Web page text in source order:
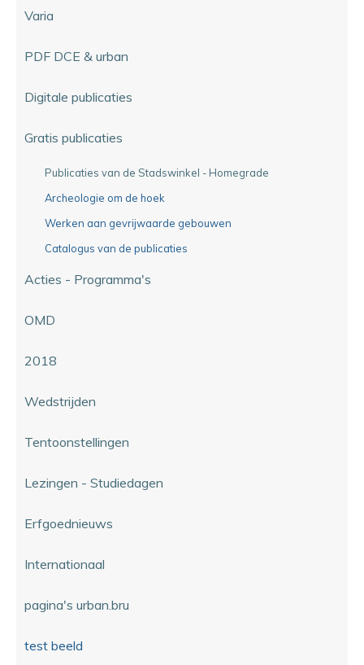
Varia
PDF DCE & urban
Digitale publicaties
Gratis publicaties
Publicaties van de Stadswinkel - Homegrade
Archeologie om de hoek
Werken aan gevrijwaarde gebouwen
Catalogus van de publicaties
Acties - Programma's
OMD
2018
Wedstrijden
Tentoonstellingen
Lezingen - Studiedagen
Erfgoednieuws
Internationaal
pagina's urban.bru
test beeld